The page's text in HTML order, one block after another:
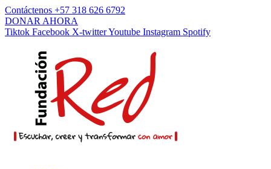
Contáctenos +57 318 626 6792
DONAR AHORA
Tiktok Facebook X-twitterYoutube Instagram Spotify